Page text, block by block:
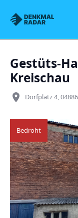
Denkmalradar
Gestüts-
Kreischau
place Dorfplatz 4,
Bedroht